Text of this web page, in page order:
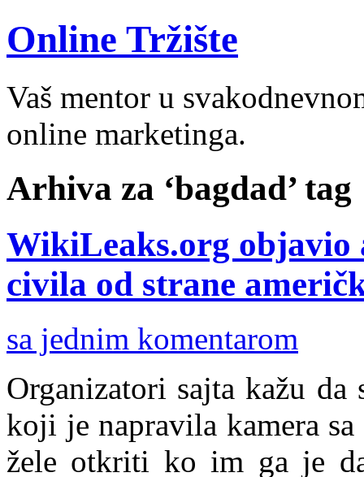
Online Tržište
Vaš mentor u
online marketinga.
Arhiva za ‘bagdad’ tag
WikiLeaks.org objavio
civila od strane
sa jednim komentarom
Organizatori sajta kažu
koji je napravila kamera
žele otkriti ko im ga je